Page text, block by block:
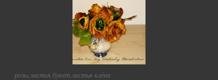
розы,листья,букет,листья клёна